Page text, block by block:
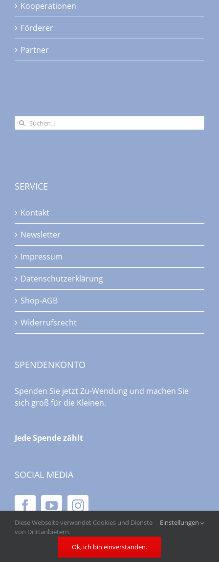
Kooperationen
Förderer
Partner
Suche
nach:
SERVICE
Kontakt
Newsletter
Impressum
Datenschutzerklärung
Shop-AGB
Widerrufsrecht
SPENDENKONTO
Spenden Sie jetzt Zu-Wendung und machen Sie
sich groß für die Kleinen.
Jede Spende zählt
SOCIAL MEDIA
Diese Webseite verwendet Cookies und Dienste
von Drittanbietern.
Einstellungen
Ok, ich bin einverstanden.